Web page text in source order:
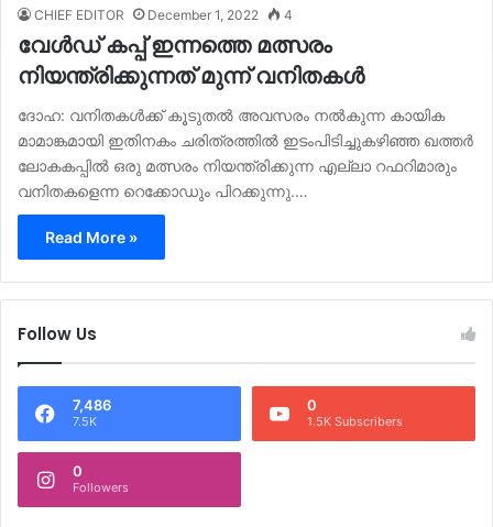
CHIEF EDITOR December 1, 2022 4
വേൾഡ് കപ്പ് ഇന്നത്തെ മത്സരം
നിയന്ത്രിക്കുന്നത് മുന്ന് വനിതകൾ
ദോഹ: വനിതകൾക്ക് കൂടുതൽ അവസരം നൽകുന്ന കായിക
മാമാങ്കമായി ഇതിനകം ചരിത്രത്തിൽ ഇടംപിടിച്ചുകഴിഞ്ഞ ഖത്തർ
ലോകകപ്പിൽ ഒരു മത്സരം നിയന്ത്രിക്കുന്ന എല്ലാ റഫറിമാരും
വനിതകളെന്ന റെക്കോഡും പിറക്കുന്നു.…
Read More »
Follow Us
7,486
7.5K
0
1.5K Subscribers
0
Followers